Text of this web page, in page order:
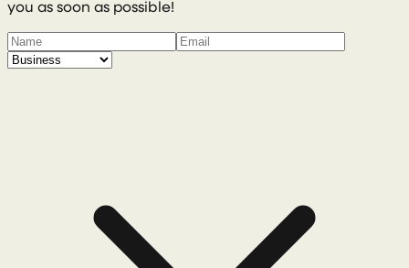
you as soon as possible!